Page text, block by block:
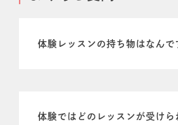
体験レッスンの持ち物はなんで
体験ではどのレッスンが受けら